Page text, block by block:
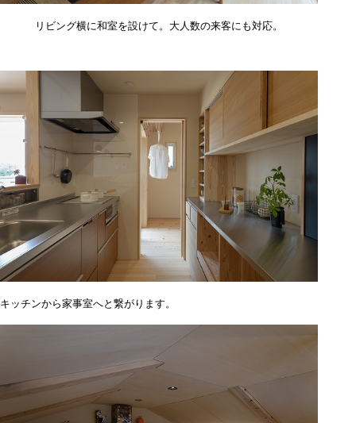
リビング横に和室を設けて。大人数の来客にも対応。
キッチンから家事室へと繋がります。